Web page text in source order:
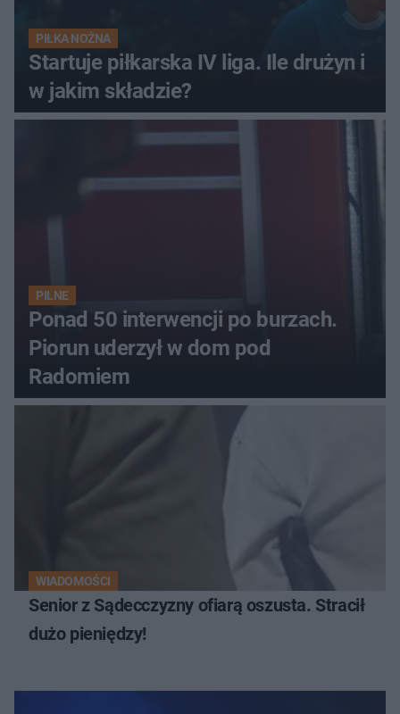
PIŁKA NOŻNA
Startuje piłkarska IV liga. Ile drużyn i
w jakim składzie?
PILNE
Ponad 50 interwencji po burzach.
Piorun uderzył w dom pod
Radomiem
WIADOMOŚCI
Senior z Sądecczyzny ofiarą oszusta. Stracił
dużo pieniędzy!